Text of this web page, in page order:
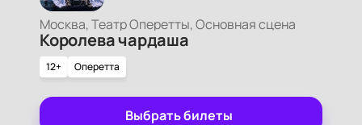
Москва, Театр Оперетты, Основная сцена
Королева чардаша
12+ Оперетта
Выбрать билеты